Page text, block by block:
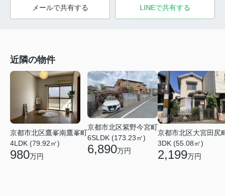
メールで共有する LINEで共有する
近隣の物件
京都市北区鷹峯南鷹峯町
4LDK (79.92㎡)
980万円
京都市北区紫野今宮町
6SLDK (173.23㎡)
6,890万円
京都市北区大宮田尻
3DK (55.08㎡)
2,199万円